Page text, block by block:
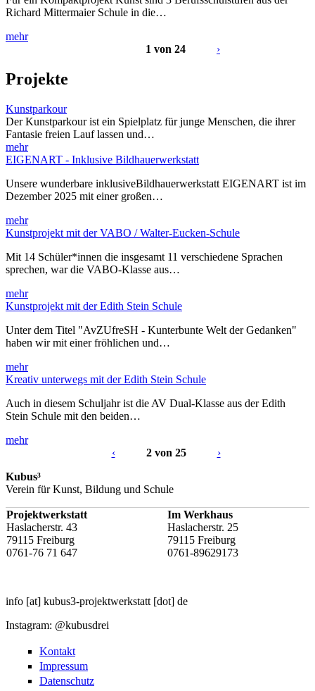
Richard Mittermaier Schule in die…
mehr
1 von 24
›
Projekte
Kunstparkour
Der Kunstparkour ist ein Spielplatz für junge Menschen, die ihrer
Fantasie freien Lauf lassen und…
mehr
EIGENART - Inklusive Bildhauerwerkstatt
Unsere wunderbare inklusiveBildhauerwerkstatt EIGENART ist im
Dezember 2025 mit einer großen…
mehr
Kunstprojekt mit der VABO / Walter-Eucken-Schule
Mit 14 Schüler*innen die insgesamt 11 verschiedene Sprachen
sprechen, war die VABO-Klasse aus…
mehr
Kunstprojekt mit der Edith Stein Schule
Unter dem Titel "AvZUfreSH - Kunterbunte Welt der Gedanken"
haben wir mit einer fröhlichen und…
mehr
Kreativ unterwegs mit der Edith Stein Schule
Auch in diesem Schuljahr ist die AV Dual-Klasse aus der Edith
Stein Schule mit den beiden…
mehr
‹
2 von 25
›
Kubus³
Verein für Kunst, Bildung und Schule
Projektwerkstatt
Haslacherstr. 43
79115 Freiburg
0761-76 71 647
Im Werkhaus
Haslacherstr. 25
79115 Freiburg
0761-89629173
info [at] kubus3-projektwerkstatt [dot] de
Instagram: @kubusdrei
Kontakt
Impressum
Datenschutz